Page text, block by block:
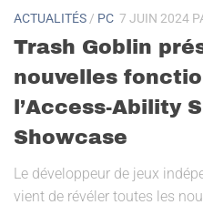
ACTUALITÉS / PC 7 JUIN 2024
Trash Goblin
nouvelles
l’Access-Ability
Showcase
Le développeur de jeux
vient de révéler toutes les